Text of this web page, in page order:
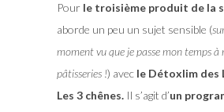
Pour le troisième produit de la
aborde un peu un sujet sensible (
moment vu que je passe mon temps à
pâtisseries !) avec le Détoxlim des
Les 3 chênes.Il s’agit d’un